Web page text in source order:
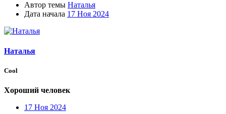
Автор темы Наталья
Дата начала 17 Ноя 2024
Наталья
Cool
Хороший человек
17 Ноя 2024